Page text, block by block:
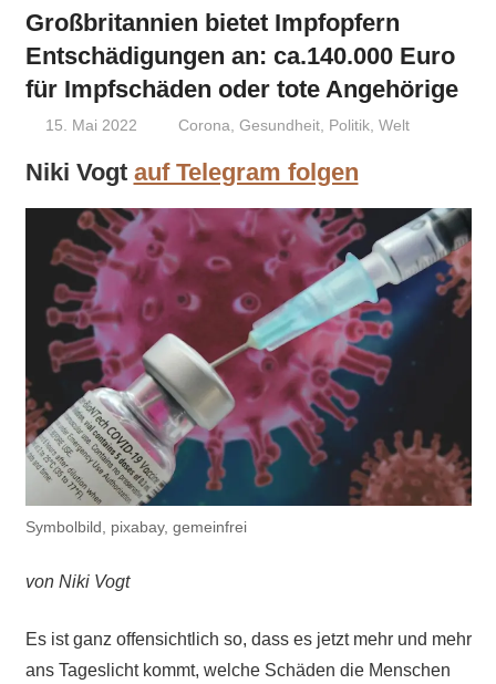
Großbritannien bietet Impfopfern
Entschädigungen an: ca.140.000 Euro
für Impfschäden oder tote Angehörige
15. Mai 2022 Niki Vogt
Corona,Gesundheit, Politik,Welt
Niki Vogt auf Telegram folgen
Symbolbild, pixabay, gemeinfrei
von Niki Vogt
Es ist ganz offensichtlich so, dass es jetzt mehr und mehr
ans Tageslicht kommt, welche Schäden die Menschen